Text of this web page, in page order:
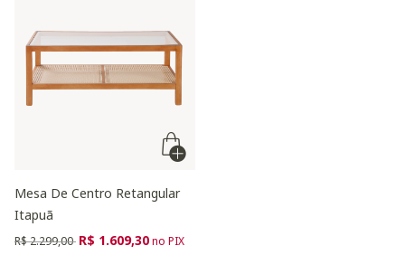
Mesa De Centro Retangular
Itapuã
Preço reduzido de
R$ 2.299,00 para
R$ 1.609,30no PIX